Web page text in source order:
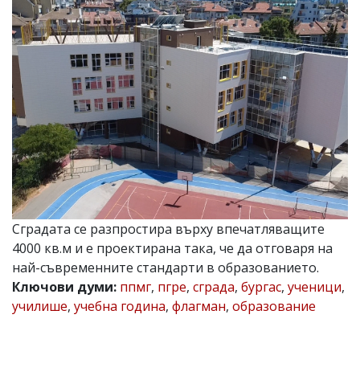
ЮГ
Управители:
Веселин
Василев,
email:
v.vasilev@flagman.bg
Катя
Касабова,
еmail:k.kassabova@flagman.bg
Главен
редактор:
Иван
Колев,
email:
office@flagman.bg
Коментарите
под
Сградата се разпростира върху впечатляващите
4000 кв.м и е проектирана така, че да отговаря на
най-съвременните стандарти в образованието.
Ключови думи: ппмг, пгре, сграда, бургас, ученици,
училише, учебна година, флагман, образование